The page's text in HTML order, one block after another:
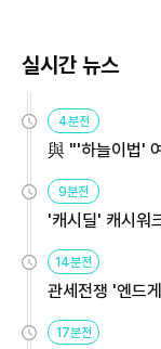
실시간 뉴스
4분전
與 "'하늘이법'
9분전
'캐시딜' 캐시워
14분전
관세전쟁 '엔드
17분전